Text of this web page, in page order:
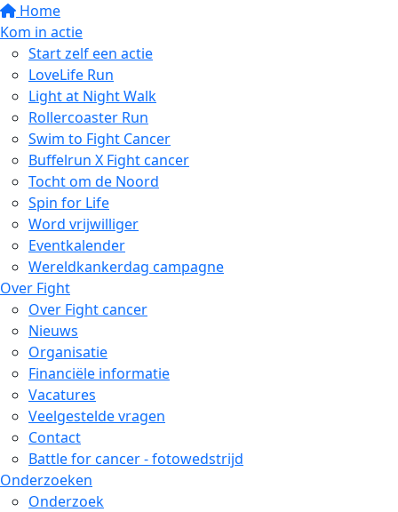
Home
Kom in actie
Start zelf een actie
LoveLife Run
Light at Night Walk
Rollercoaster Run
Swim to Fight Cancer
Buffelrun X Fight cancer
Tocht om de Noord
Spin for Life
Word vrijwilliger
Eventkalender
Wereldkankerdag campagne
Over Fight
Over Fight cancer
Nieuws
Organisatie
Financiële informatie
Vacatures
Veelgestelde vragen
Contact
Battle for cancer - fotowedstrijd
Onderzoeken
Onderzoek